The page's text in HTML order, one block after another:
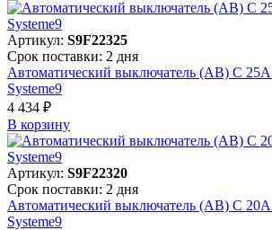
Артикул: S9F22325
Срок поставки: 2 дня
Автоматический выключатель (АВ) C
Systeme9
4 434 ₽
В корзинy
Артикул: S9F22320
Срок поставки: 2 дня
Автоматический выключатель (АВ) C
Systeme9